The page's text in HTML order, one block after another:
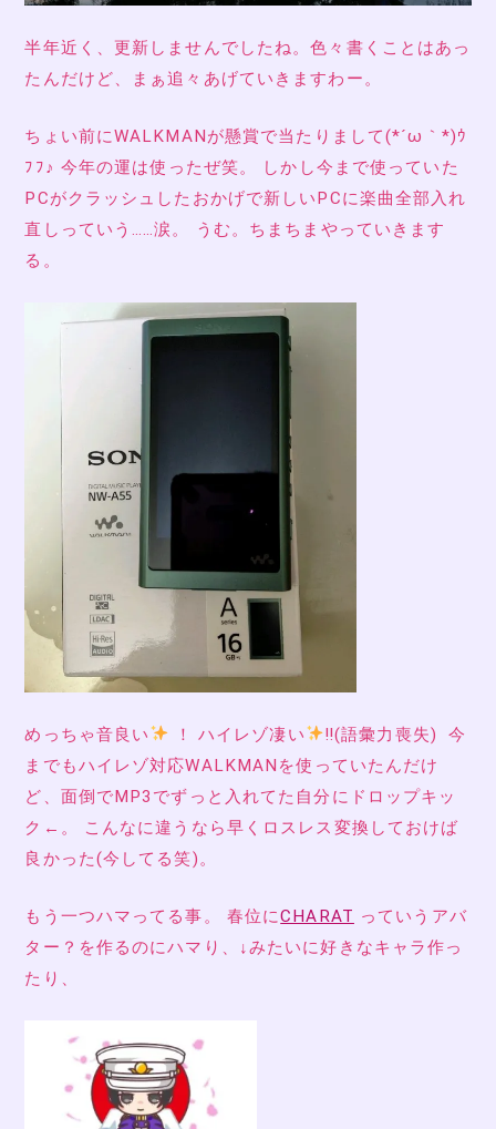
半年近く、更新しませんでしたね。色々書くことはあっ
たんだけど、まぁ追々あげていきますわー。
ちょい前にWALKMANが懸賞で当たりまして(*´ω｀*)ｳ
ﾌﾌ♪ 今年の運は使ったぜ笑。 しかし今まで使っていた
PCがクラッシュしたおかげで新しいPCに楽曲全部入れ
直しっていう……涙。 うむ。ちまちまやっていきます
る。
めっちゃ音良い ！ ハイレゾ凄い
‼(語彙力喪失) 今
までもハイレゾ対応WALKMANを使っていたんだけ
ど、面倒でMP3でずっと入れてた自分にドロップキッ
ク←。 こんなに違うなら早くロスレス変換しておけば
良かった(今してる笑)。
もう一つハマってる事。 春位にCHARAT っていうアバ
ター？を作るのにハマり、↓みたいに好きなキャラ作っ
たり、